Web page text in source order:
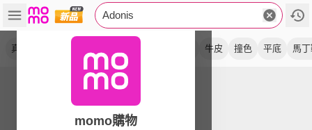
Adonis
真皮 牛皮 撞色 平底 馬
momo購物